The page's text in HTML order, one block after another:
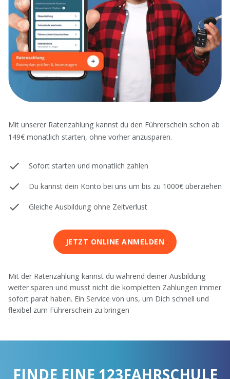
Mit unserer Ratenzahlung kannst du den Führerschein schon ab
149€ monatlich starten, ohne vorher anzusparen.
Sofort starten und monatlich zahlen
Du kannst dein Konto bei uns um bis zu 1000€ überziehen
Gleiche Ausbildung ohne Zeitverlust
JETZT ONLINE ANMELDEN
Mit der Ratenzahlung kannst du während deiner Ausbildung
weiter sparen und musst nicht die kompletten Zahlungen immer
sofort parat haben. Ein Service von uns, um Dich schnell und
flexibel zum Führerschein zu bringen
FINDE EINE 123FAHRSCHULE